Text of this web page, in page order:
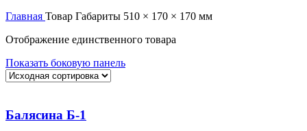
Главная Товар Габариты 510 × 170 × 170 мм
Отображение единственного товара
Показать боковую панель
Балясина Б-1